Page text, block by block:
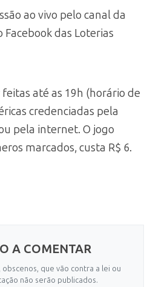
ao vivo pelo canal da
Facebook das Loterias
até as 19h (horário de
credenciadas pela
pela internet. O jogo
marcados, custa R$ 6.
A COMENTAR
que vão contra a lei ou
não serão publicados.